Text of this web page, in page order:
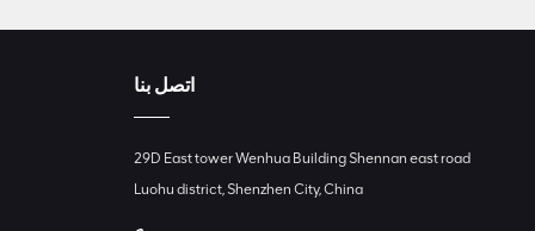
اتصل بنا
29D East tower Wenhua Building Shennan east road
Luohu district, Shenzhen City, China